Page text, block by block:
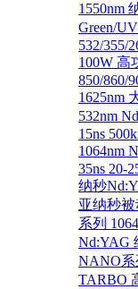
1550nm
Green/
532/355/
100W 高
850/860/
1625nm
532nm
15ns
1064nm
35ns 20-
纳秒
亚纳秒
系列
Nd:YAG
NANO系
TARBO